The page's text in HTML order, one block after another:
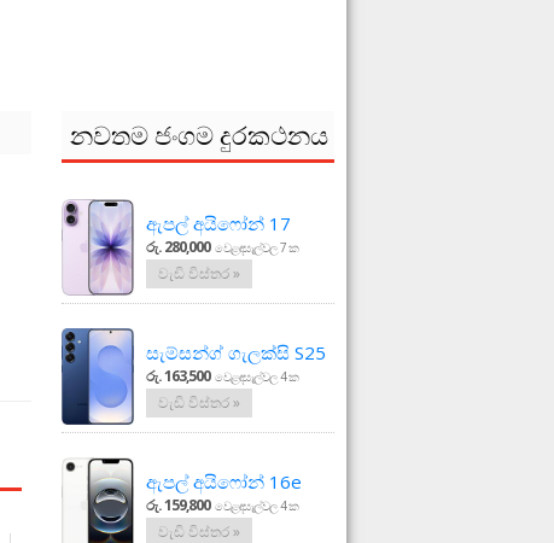
නවතම ජංගම දුරකථනය
ඇපල් අයිෆෝන් 17
රු. 280,000 වෙළඳසැල්වල 7 ක
වැඩි විස්තර »
සැම්සන්ග් ගැලක්සි S25
රු. 163,500 වෙළඳසැල්වල 4 ක
වැඩි විස්තර »
ඇපල් අයිෆෝන් 16e
රු. 159,800 වෙළඳසැල්වල 4 ක
වැඩි විස්තර »